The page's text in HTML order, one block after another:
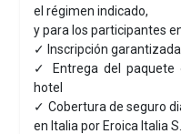
el régimen indicado,
y para los participantes
✓ Inscripción garantizada
✓ Entrega del paquete
hotel
✓ Cobertura de seguro
en Italia por Eroica Italia